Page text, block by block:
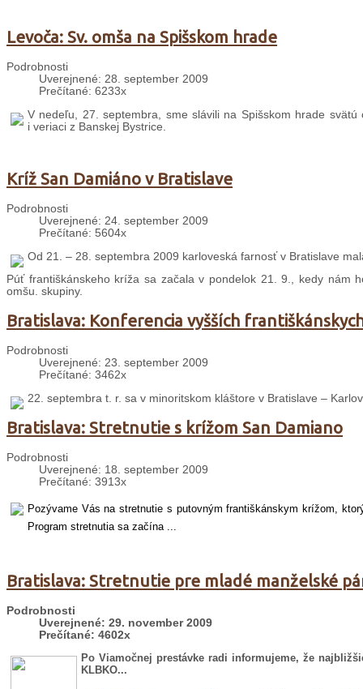
Levoča: Sv. omša na Spišskom hrade
Podrobnosti
Uverejnené: 28. september 2009
Prečítané: 6233x
V nedeľu, 27. septembra, sme slávili na Spišskom hrade
i veriaci z Banskej Bystrice.
Kríž San Damiáno v Bratislave
Podrobnosti
Uverejnené: 24. september 2009
Prečítané: 5604x
Od 21. – 28. septembra 2009 karloveská farnosť v Bratislave
Púť františkánskeho kríža sa začala v pondelok 21. 9., kedy nám
omšu. skupiny.
Bratislava: Konferencia vyšších
Podrobnosti
Uverejnené: 23. september 2009
Prečítané: 3462x
22. septembra t. r. sa v minoritskom kláštore v Bratislave –
Bratislava: Stretnutie s krížom San Damiano
Podrobnosti
Uverejnené: 18. september 2009
Prečítané: 3913x
Pozývame Vás na stretnutie s putovným františkánskym krížom,
Program stretnutia sa začína ...
Bratislava: Stretnutie pre mladé manželské
Podrobnosti
Uverejnené: 29. november 2009
Prečítané: 4602x
Po Viamočnej prestávke radi informujeme, že
KLBKO...